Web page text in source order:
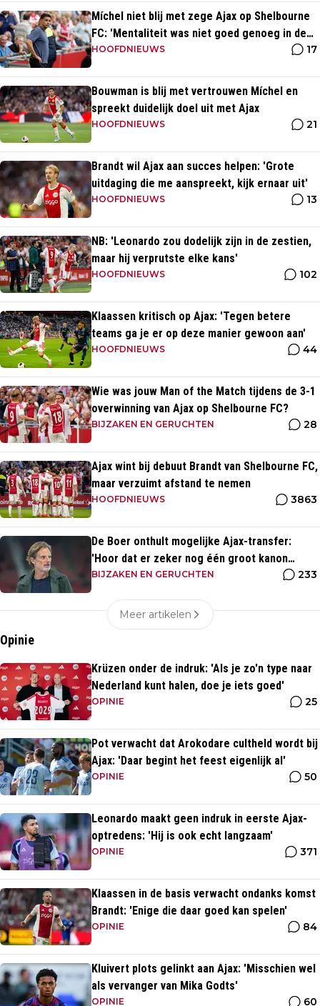
Míchel niet blij met zege Ajax op Shelbourne
FC: 'Mentaliteit was niet goed genoeg in de
slotfase'
HOOFDNIEUWS 17
Bouwman is blij met vertrouwen Míchel en
spreekt duidelijk doel uit met Ajax
HOOFDNIEUWS 21
Brandt wil Ajax aan succes helpen: 'Grote
uitdaging die me aanspreekt, kijk ernaar uit'
HOOFDNIEUWS 13
NB: 'Leonardo zou dodelijk zijn in de zestien,
maar hij verprutste elke kans'
HOOFDNIEUWS 102
Klaassen kritisch op Ajax: 'Tegen betere
teams ga je er op deze manier gewoon aan'
HOOFDNIEUWS 44
Wie was jouw Man of the Match tijdens de 3-1
overwinning van Ajax op Shelbourne FC?
BIJZAKEN EN GERUCHTEN 28
Ajax wint bij debuut Brandt van Shelbourne FC,
maar verzuimt afstand te nemen
HOOFDNIEUWS 3863
De Boer onthult mogelijke Ajax-transfer:
'Hoor dat er zeker nog één groot kanon
aankomt'
BIJZAKEN EN GERUCHTEN 233
Meer artikelen
Opinie
Krüzen onder de indruk: 'Als je zo'n type naar
Nederland kunt halen, doe je iets goed'
OPINIE 25
Pot verwacht dat Arokodare cultheld wordt bij
Ajax: 'Daar begint het feest eigenlijk al'
OPINIE 50
Leonardo maakt geen indruk in eerste Ajax-
optredens: 'Hij is ook echt langzaam'
OPINIE 371
Klaassen in de basis verwacht ondanks komst
Brandt: 'Enige die daar goed kan spelen'
OPINIE 84
Kluivert plots gelinkt aan Ajax: 'Misschien wel
als vervanger van Mika Godts'
OPINIE 60